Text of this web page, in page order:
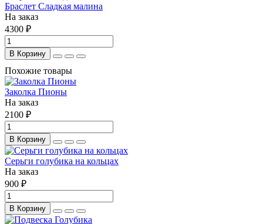
Браслет Сладкая малина
На заказ
4300 ₽
В Корзину
Похожие товары
Заколка Пионы
На заказ
2100 ₽
В Корзину
Серьги голубика на кольцах
На заказ
900 ₽
В Корзину